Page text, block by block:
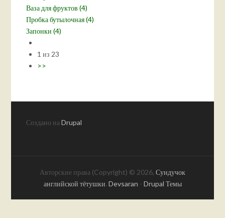
Ваза для фруктов (4)
Пробка бутылочная (4)
Запонки (4)
1 из 23
>>
Создано наDrupal
Авторские права (Copyright) © 2026, Сундучок
английской тётушки. Devsaran - Drupal Темы